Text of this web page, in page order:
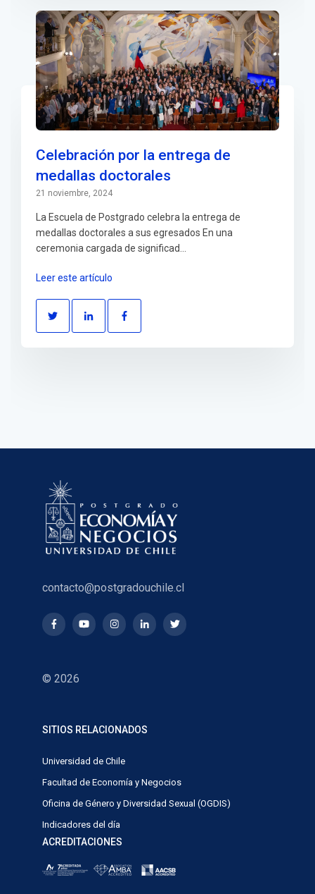
Celebración por la entrega de
medallas doctorales
21 noviembre, 2024
La Escuela de Postgrado celebra la entrega de
medallas doctorales a sus egresados En una
ceremonia cargada de significad...
Leer este artículo
contacto@postgradouchile.cl
© 2026
SITIOS RELACIONADOS
Universidad de Chile
Facultad de Economía y Negocios
Oficina de Género y Diversidad Sexual (OGDIS)
Indicadores del día
ACREDITACIONES